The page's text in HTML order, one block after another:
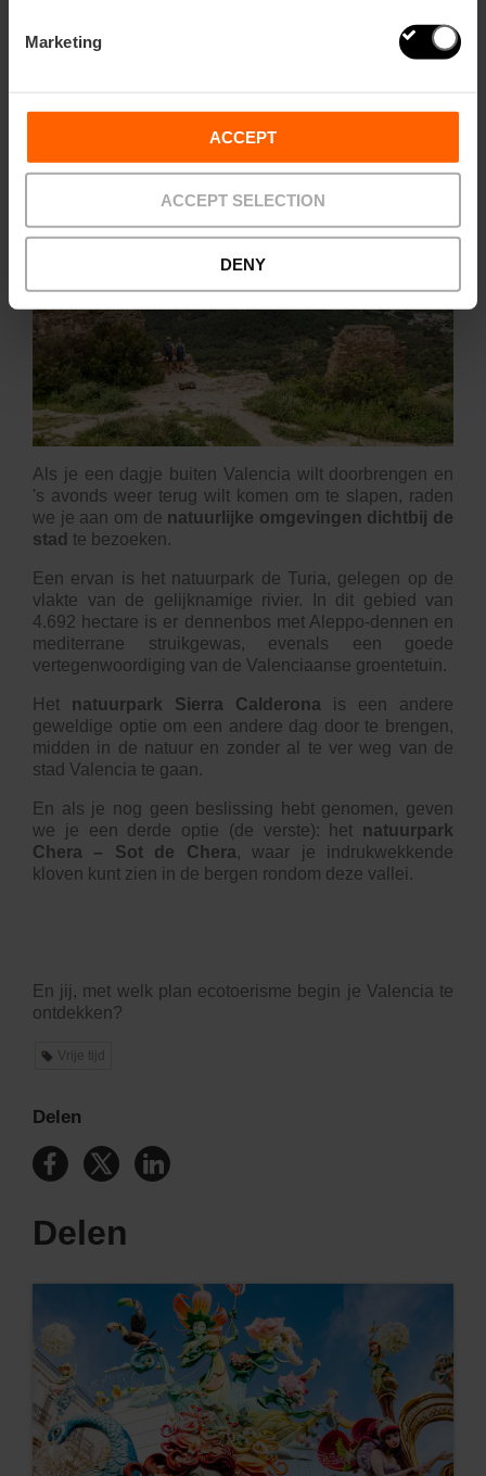
Marketing
ACCEPT
ACCEPT SELECTION
DENY
De meest natuurlijke
omgevingen dicht bij de
Als je een dagje buiten Valencia wilt doorbrengen en
's avonds weer terug wilt komen om te slapen, raden
we je aan om de natuurlijke omgevingen dichtbij de
stad te bezoeken.
Een ervan is het natuurpark de Turia, gelegen op de
vlakte van de gelijknamige rivier. In dit gebied van
4.692 hectare is er dennenbos met Aleppo-dennen en
mediterrane struikgewas, evenals een goede
vertegenwoordiging van de Valenciaanse groentetuin.
Het natuurpark Sierra Calderona is een andere
geweldige optie om een andere dag door te brengen,
midden in de natuur en zonder al te ver weg van de
stad Valencia te gaan.
En als je nog geen beslissing hebt genomen, geven
we je een derde optie (de verste): het natuurpark
Chera – Sot de Chera, waar je indrukwekkende
kloven kunt zien in de bergen rondom deze vallei.
En jij, met welk plan ecotoerisme begin je Valencia te
ontdekken?
Vrije tijd
Delen
Delen